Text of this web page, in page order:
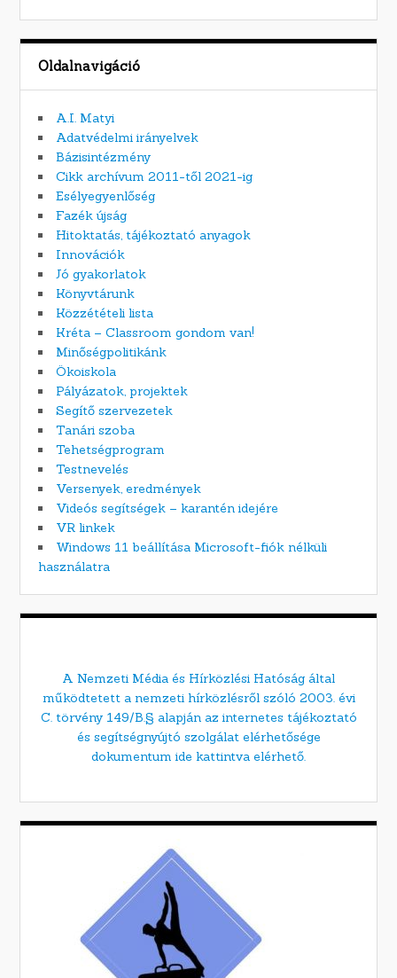
Oldalnavigáció
A.I. Matyi
Adatvédelmi irányelvek
Bázisintézmény
Cikk archívum 2011-től 2021-ig
Esélyegyenlőség
Fazék újság
Hitoktatás, tájékoztató anyagok
Innovációk
Jó gyakorlatok
Könyvtárunk
Közzétételi lista
Kréta – Classroom gondom van!
Minőségpolitikánk
Ökoiskola
Pályázatok, projektek
Segítő szervezetek
Tanári szoba
Tehetségprogram
Testnevelés
Versenyek, eredmények
Videós segítségek – karantén idejére
VR linkek
Windows 11 beállítása Microsoft-fiók nélküli
használatra
A Nemzeti Média és Hírközlési Hatóság által
működtetett a nemzeti hírközlésről szóló 2003. évi
C. törvény 149/B.§ alapján az internetes tájékoztató
és segítségnyújtó szolgálat elérhetősége
dokumentum ide kattintva elérhető.